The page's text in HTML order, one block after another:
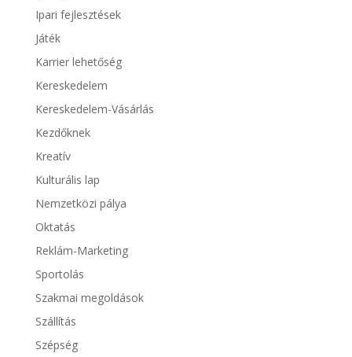
Ipari fejlesztések
Játék
Karrier lehetőség
Kereskedelem
Kereskedelem-Vásárlás
Kezdőknek
Kreatív
Kulturális lap
Nemzetközi pálya
Oktatás
Reklám-Marketing
Sportolás
Szakmai megoldások
Szállítás
Szépség